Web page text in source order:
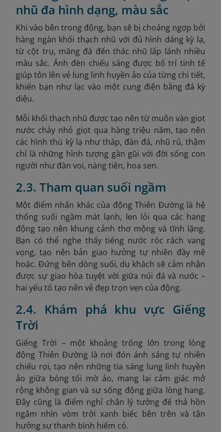
nhũ đa hình dạng, màu sắc
Khi vào bên trong động, bạn sẽ bị choáng ngợp bởi
hàng ngàn khối thạch nhũ với đủ hình dáng kỳ lạ,
từ cột trụ, măng đá đến thác nhũ lấp lánh nhiều
màu sắc. Ánh đèn chiếu sáng được bố trí tinh tế
giúp tôn lên vẻ lung linh huyền ảo của từng chi tiết,
khiến bạn như lạc vào một cung điện bằng đá kỳ
diệu.
Mỗi khối thạch nhũ được tạo nên từ muôn vàn giọt
nước chảy nhỏ giọt qua hàng triệu năm, tạo nên
các hình thù kỳ lạ như tháp, đàn đá, nhũ rủ, thậm
chí là những hình tượng gần gũi với đời sống con
người như đàn voi, nàng tiên, hoa sen.
2.3. Tham quan suối ngầm
Một điểm nhấn khác của động Thiên Đường là hệ
thống suối ngầm mát lạnh, len lỏi qua các hang
động tạo nên khung cảnh thơ mộng và tĩnh lặng.
Bạn có thể nghe thấy tiếng nước róc rách vang
vọng, tạo nên bản giao hưởng tự nhiên đầy mê
hoặc. Đứng bên dòng suối, du khách sẽ cảm nhận
được sự giao hòa tuyệt vời giữa núi đá và nước –
hai yếu tố tạo nên vẻ đẹp trọn vẹn của động.
2.4. Khám phá khu vực Giếng
Trời
Giếng Trời – một khoảng trống lớn trong lòng
động Thiên Đường là nơi đón ánh sáng tự nhiên
chiếu rọi, tạo nên những tia sáng lung linh huyền
ảo giữa bóng tối mờ ảo, mang lại cảm giác mở
rộng không gian và sự sống động giữa lòng hang.
Đây cũng là điểm nghỉ chân lý tưởng để thả hồn
ngắm nhìn vòm trời xanh biếc bên trên và tận
hưởng sự thanh bình hiếm có.